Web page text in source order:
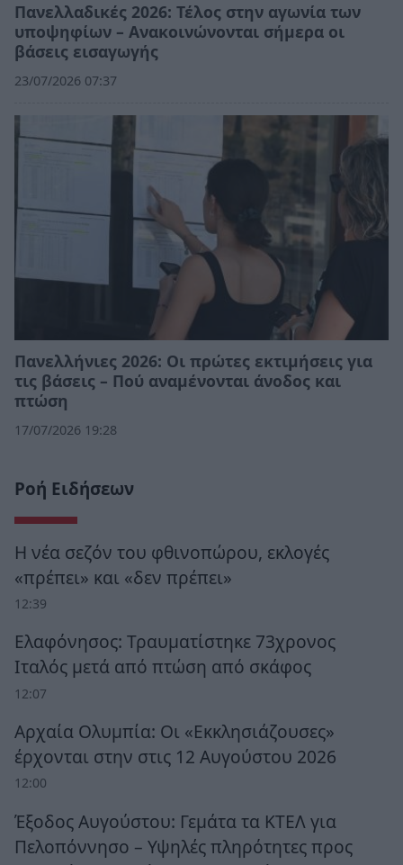
Πανελλαδικές 2026: Τέλος στην αγωνία των
υποψηφίων – Ανακοινώνονται σήμερα οι
βάσεις εισαγωγής
23/07/2026 07:37
Πανελλήνιες 2026: Οι πρώτες εκτιμήσεις για
τις βάσεις – Πού αναμένονται άνοδος και
πτώση
17/07/2026 19:28
Ροή Ειδήσεων
Η νέα σεζόν του φθινοπώρου, εκλογές
«πρέπει» και «δεν πρέπει»
12:39
Ελαφόνησος: Τραυματίστηκε 73χρονος
Ιταλός μετά από πτώση από σκάφος
12:07
Αρχαία Ολυμπία: Οι «Εκκλησιάζουσες»
έρχονται στην στις 12 Αυγούστου 2026
12:00
Έξοδος Αυγούστου: Γεμάτα τα ΚΤΕΛ για
Πελοπόννησο – Υψηλές πληρότητες προς